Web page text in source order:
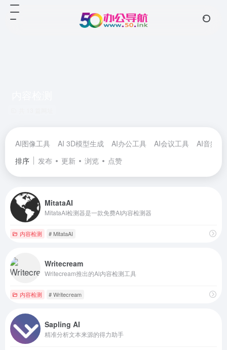
AI图像工具 AI 3D模型生成 AI办公工具 AI会议工具
AI音频工
排序
发布 更新 浏览 点赞
MitataAI
MitataAI检测器是一款免费AI内容检测器
内容检测 # MitataAI
Writecream
Writecream推出的Al内容检测工具
内容检测 # Writecream
Sapling AI
精准分析文本来源的得力助手